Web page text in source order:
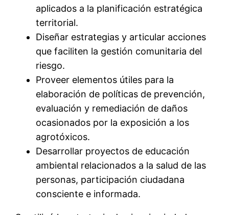
aplicados a la planificación estratégica
territorial.
Diseñar estrategias y articular acciones
que faciliten la gestión comunitaria del
riesgo.
Proveer elementos útiles para la
elaboración de políticas de prevención,
evaluación y remediación de daños
ocasionados por la exposición a los
agrotóxicos.
Desarrollar proyectos de educación
ambiental relacionados a la salud de las
personas, participación ciudadana
consciente e informada.